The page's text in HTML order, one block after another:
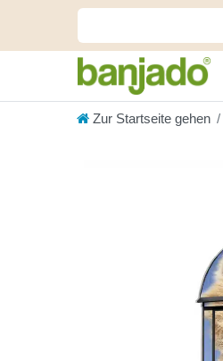
Zur Startseite gehen